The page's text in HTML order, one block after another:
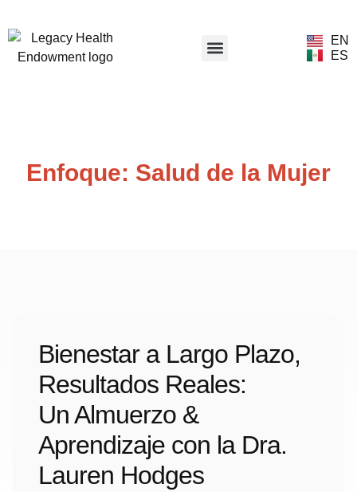
EN
ES
Enfoque: Salud de la Mujer
Bienestar a Largo Plazo,
Resultados Reales:
Un Almuerzo &
Aprendizaje con la Dra.
Lauren Hodges